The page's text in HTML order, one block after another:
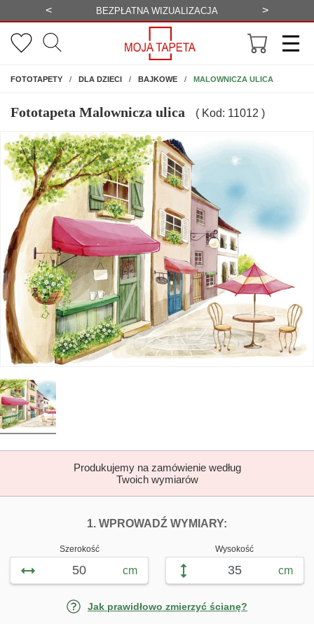
< BEZPŁATNA WIZUALIZACJA >
FOTOTAPETYNA ŚCIANĘ
DLA DZIECI BAJKOWE MALOWNICZA ULICA
Fototapeta Malownicza ulica ( Kod: 11012 )
Produkujemy na zamówienie według
Twoich wymiarów
1. WPROWADŹ WYMIARY:
Szerokość
cm
Wysokość
cm
Jak prawidłowo zmierzyć ścianę?